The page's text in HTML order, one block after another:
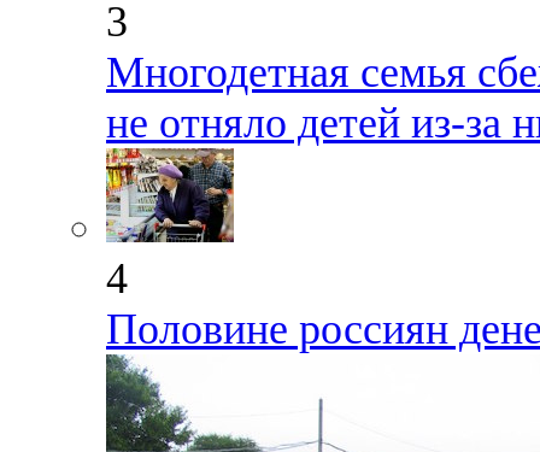
3
Многодетная семья
не отняло детей из-за
4
Половине россиян